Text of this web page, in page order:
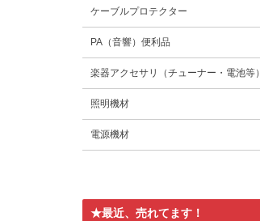
ケーブルプロテクター
PA（音響）便利品
楽器アクセサリ（チューナー・電池等）
照明機材
電源機材
★最近、売れてます！